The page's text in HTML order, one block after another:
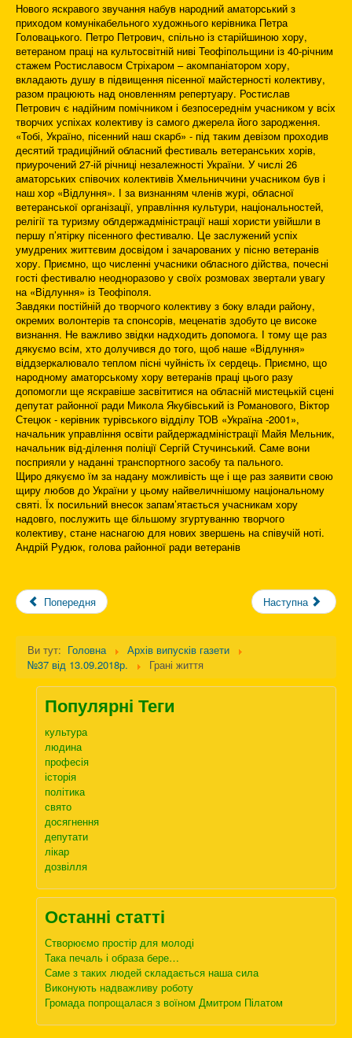
Нового яскравого звучання набув народний аматорський з
приходом комунікабельного художнього керівника Петра
Головацького. Петро Петрович, спільно із старійшиною хору,
ветераном праці на культосвітній ниві Теофіпольщини із 40-річним
стажем Ростиславосм Стріхаром – акомпаніатором хору,
вкладають душу в підвищення пісенної майстерності колективу,
разом працюють над оновленням репертуару. Ростислав
Петрович є надійним помічником і безпосереднім учасником у всіх
творчих успіхах колективу із самого джерела його зародження.
«Тобі, Україно, пісенний наш скарб» - під таким девізом проходив
десятий традиційний обласний фестиваль ветеранських хорів,
приурочений 27-ій річниці незалежності України. У числі 26
аматорських співочих колективів Хмельниччини учасником був і
наш хор «Відлуння». І за визнанням членів журі, обласної
ветеранської організації, управління культури, національностей,
релігії та туризму облдержадміністрації наші хористи увійшли в
першу п’ятірку пісенного фестивалю. Це заслужений успіх
умудрених життєвим досвідом і зачарованих у пісню ветеранів
хору. Приємно, що численні учасники обласного дійства, почесні
гості фестивалю неодноразово у своїх розмовах звертали увагу
на «Відлуння» із Теофіполя.
Завдяки постійній до творчого колективу з боку влади району,
окремих волонтерів та спонсорів, меценатів здобуто це високе
визнання. Не важливо звідки надходить допомога. І тому ще раз
дякуємо всім, хто долучився до того, щоб наше «Відлуння»
віддзеркалювало теплом пісні чуйність їх сердець. Приємно, що
народному аматорському хору ветеранів праці цього разу
допомогли ще яскравіше засвітитися на обласній мистецькій сцені
депутат районної ради Микола Якубівський із Романового, Віктор
Стецюк - керівник турівського відділу ТОВ «Україна -2001»,
начальник управління освіти райдержадміністрації Майя Мельник,
начальник від-ділення поліції Сергій Стучинський. Саме вони
посприяли у наданні транспортного засобу та пального.
Щиро дякуємо їм за надану можливість ще і ще раз заявити свою
щиру любов до України у цьому найвеличнішому національному
святі. Їх посильний внесок запам’ятається учасникам хору
надовго, послужить ще більшому згуртуванню творчого
колективу, стане наснагою для нових звершень на співучій ноті.
Андрій Рудюк, голова районної ради ветеранів
Попередня Наступна
Ви тут: Головна
Архів випусків газети
№37 від 13.09.2018р.
Грані життя
Популярні Теги
культура
людина
професія
історія
політика
свято
досягнення
депутати
лікар
дозвілля
Останні статті
Створюємо простір для молоді
Така печаль і образа бере…
Саме з таких людей складається наша сила
Виконують надважливу роботу
Громада попрощалася з воїном Дмитром Пілатом